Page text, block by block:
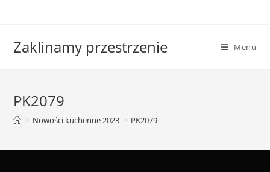
Zaklinamy przestrzenie Menu
PK2079
> Nowości kuchenne 2023 > PK2079